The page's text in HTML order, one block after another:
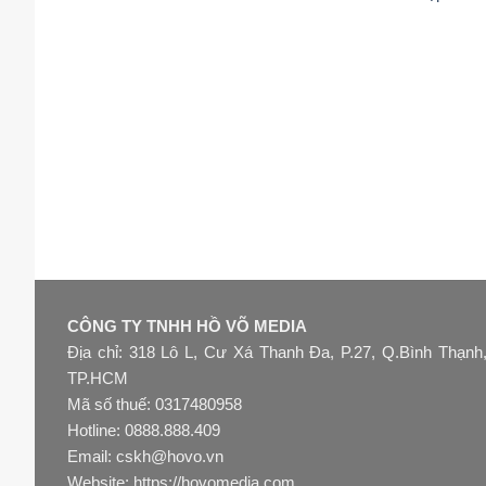
CÔNG TY TNHH HỒ VÕ MEDIA
Địa chỉ: 318 Lô L, Cư Xá Thanh Đa, P.27, Q.Bình Thạnh,
TP.HCM
Mã số thuế: 0317480958
Hotline: 0888.888.409
Email: cskh@hovo.vn
Website: https://hovomedia.com